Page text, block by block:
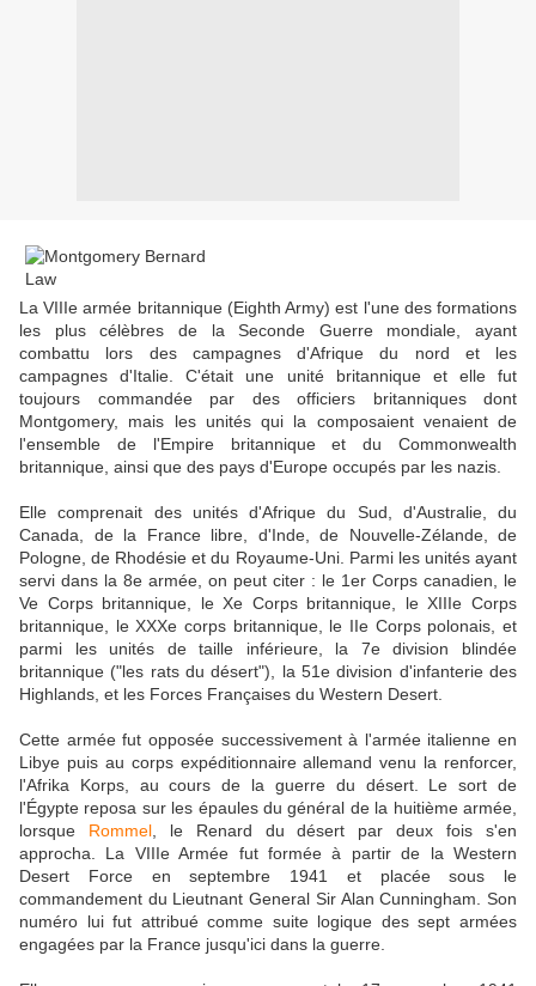
La VIIIe armée britannique (Eighth Army) est l'une des formations
les plus célèbres de la Seconde Guerre mondiale, ayant
combattu lors des campagnes d'Afrique du nord et les
campagnes d'Italie. C'était une unité britannique et elle fut
toujours commandée par des officiers britanniques dont
Montgomery, mais les unités qui la composaient venaient de
l'ensemble de l'Empire britannique et du Commonwealth
britannique, ainsi que des pays d'Europe occupés par les nazis.
Elle comprenait des unités d'Afrique du Sud, d'Australie, du
Canada, de la France libre, d'Inde, de Nouvelle-Zélande, de
Pologne, de Rhodésie et du Royaume-Uni. Parmi les unités ayant
servi dans la 8e armée, on peut citer : le 1er Corps canadien, le
Ve Corps britannique, le Xe Corps britannique, le XIIIe Corps
britannique, le XXXe corps britannique, le IIe Corps polonais, et
parmi les unités de taille inférieure, la 7e division blindée
britannique ("les rats du désert"), la 51e division d'infanterie des
Highlands, et les Forces Françaises du Western Desert.
Cette armée fut opposée successivement à l'armée italienne en
Libye puis au corps expéditionnaire allemand venu la renforcer,
l'Afrika Korps, au cours de la guerre du désert. Le sort de
l'Égypte reposa sur les épaules du général de la huitième armée,
lorsque Rommel, le Renard du désert par deux fois s'en
approcha. La VIIIe Armée fut formée à partir de la Western
Desert Force en septembre 1941 et placée sous le
commandement du Lieutnant General Sir Alan Cunningham. Son
numéro lui fut attribué comme suite logique des sept armées
engagées par la France jusqu'ici dans la guerre.